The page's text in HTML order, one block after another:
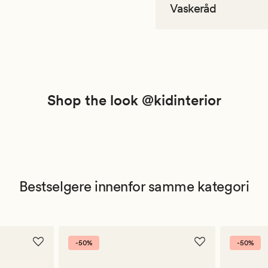
Vaskeråd
Shop the look @kidinterior
Bestselgere innenfor samme kategori
-50% -50%